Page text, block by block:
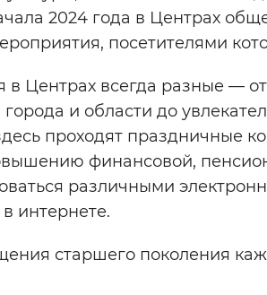
стандартные настройки
2024 года в Центрах
посетителями
в Центрах всегда разные —
и области до
проходят праздничные
финансовой,
различными
интернете.
старшего поколения